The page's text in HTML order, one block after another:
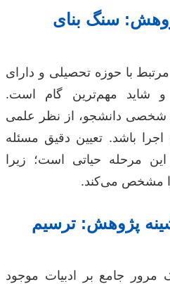
سنگ بنای
با حوزه تحصیلی و دارای
و شاید مهم‌ترین گام است.
شخصی دانشجو، از نظر علمی
اجرا باشد. تعیین دقیق مسئله
مرحله حیاتی است؛ زیرا
مشخص می‌کند.
پژوهش: ترسیم
جامع بر ادبیات موجود